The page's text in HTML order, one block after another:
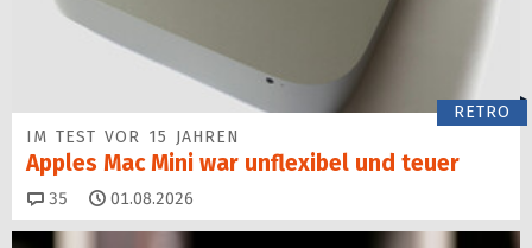
RETRO
IM TEST VOR 15 JAHREN
Apples Mac Mini war unflexibel und teuer
35 Kommentare
01.08.2026